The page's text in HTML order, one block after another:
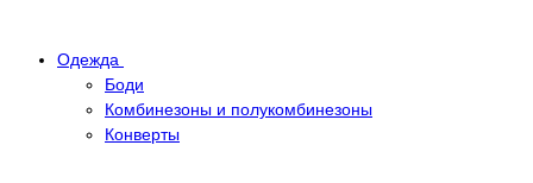
Одежда
Боди
Комбинезоны и полукомбинезоны
Конверты